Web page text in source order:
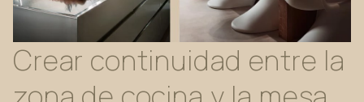
Crear continuidad entre la